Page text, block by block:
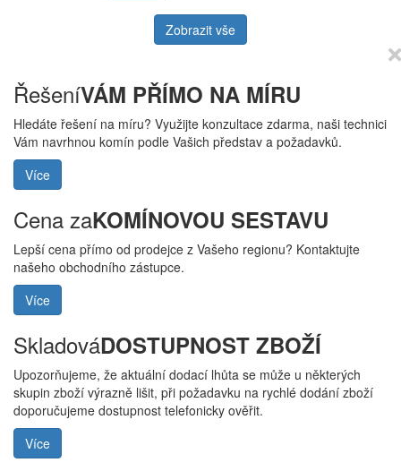
Zobrazit vše
ŘešeníVÁM PŘÍMO NA MÍRU
Hledáte řešení na míru? Využijte konzultace zdarma, naši technici
Vám navrhnou komín podle Vašich představ a požadavků.
Více
Cena zaKOMÍNOVOU SESTAVU
Lepší cena přímo od prodejce z Vašeho regionu? Kontaktujte
našeho obchodního zástupce.
Více
SkladováDOSTUPNOST ZBOŽÍ
Upozorňujeme, že aktuální dodací lhůta se může u některých
skupin zboží výrazně lišit, při požadavku na rychlé dodání zboží
doporučujeme dostupnost telefonicky ověřit.
Více